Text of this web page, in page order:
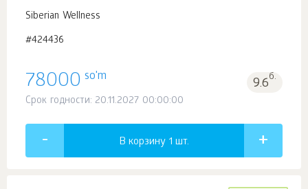
Siberian Wellness
#424436
78000 so'm 9.6б.
Срок годности: 20.11.2027 00:00:00
В корзину 1 шт.